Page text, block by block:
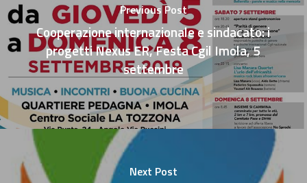
Previous Post
Cooperazione internazionale e sindacato: i
progetti Nexus ER, Festa Cgil Imola, 5
settembre
Next Post